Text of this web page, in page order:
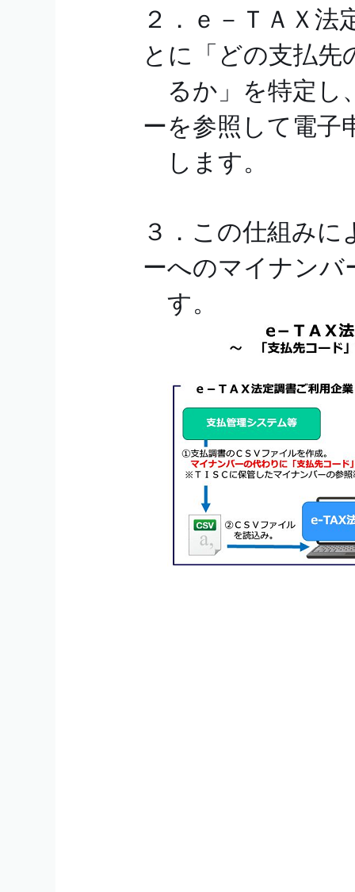
２．ｅ－ＴＡＸ
とに「どの支払
るか」を特定し
ーを参照して電子
します。
３．この仕組み
ーへのマイナン
す。